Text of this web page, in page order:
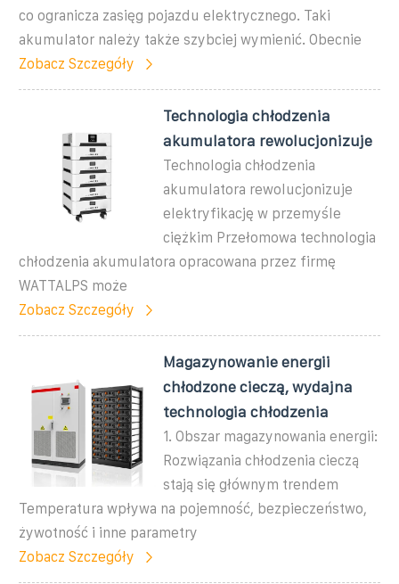
co ogranicza zasięg pojazdu elektrycznego. Taki
akumulator należy także szybciej wymienić. Obecnie
Zobacz Szczegóły
Technologia chłodzenia
akumulatora rewolucjonizuje
Technologia chłodzenia
akumulatora rewolucjonizuje
elektryfikację w przemyśle
ciężkim Przełomowa technologia
chłodzenia akumulatora opracowana przez firmę
WATTALPS może
Zobacz Szczegóły
Magazynowanie energii
chłodzone cieczą, wydajna
technologia chłodzenia
1. Obszar magazynowania energii:
Rozwiązania chłodzenia cieczą
stają się głównym trendem
Temperatura wpływa na pojemność, bezpieczeństwo,
żywotność i inne parametry
Zobacz Szczegóły